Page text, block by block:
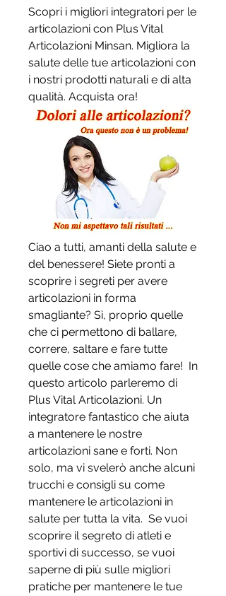
Scopri i migliori integratori per le
articolazioni con Plus Vital
Articolazioni Minsan. Migliora la
salute delle tue articolazioni con
i nostri prodotti naturali e di alta
qualità. Acquista ora!
Ciao a tutti, amanti della salute e
del benessere! Siete pronti a
scoprire i segreti per avere
articolazioni in forma
smagliante? Sì, proprio quelle
che ci permettono di ballare,
correre, saltare e fare tutte
quelle cose che amiamo fare!  In
questo articolo parleremo di
Plus Vital Articolazioni. Un
integratore fantastico che aiuta
a mantenere le nostre
articolazioni sane e forti. Non
solo, ma vi svelerò anche alcuni
trucchi e consigli su come
mantenere le articolazioni in
salute per tutta la vita.  Se vuoi
scoprire il segreto di atleti e
sportivi di successo, se vuoi
saperne di più sulle migliori
pratiche per mantenere le tue